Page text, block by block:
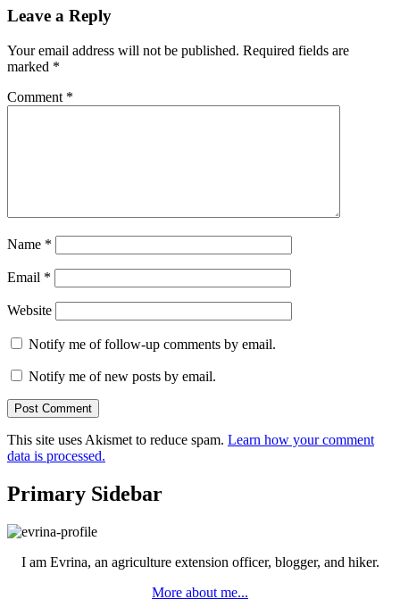
Leave a Reply
Your email address will not be published. Required fields are
marked *
Comment *
Name *
Email *
Website
Notify me of follow-up comments by email.
Notify me of new posts by email.
This site uses Akismet to reduce spam. Learn how your comment
data is processed.
Primary Sidebar
I am Evrina, an agriculture extension officer, blogger, and hiker.
More about me...